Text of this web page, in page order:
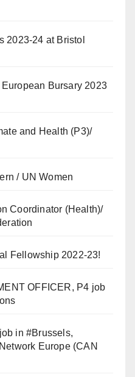
2023-24 at Bristol
Bursary 2023
and Health (P3)/
/ UN Women
Coordinator (Health)/
Fellowship 2022-23!
OFFICER, P4 job
in #Brussels,
Europe (CAN